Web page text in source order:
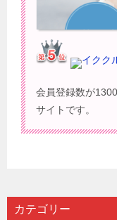
イクク
会員登録数が
サイトです。
カテゴリー